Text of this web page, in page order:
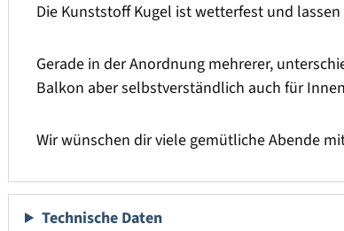
Die Kunststoff Kugel ist wetterfest und
Gerade in der Anordnung mehrerer,
Balkon aber selbstverständlich auch für
Wir wünschen dir viele gemütliche Abende
Technische Daten